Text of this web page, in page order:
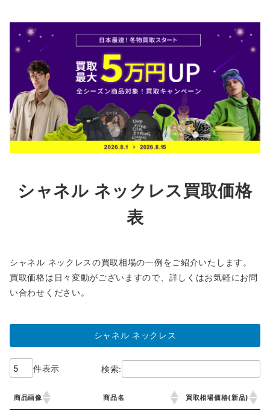
シャネル ネックレス買取価格
表
シャネル ネックレスの買取相場の一例をご紹介いたします。
買取価格は日々変動がございますので、詳しくはお気軽にお問
い合わせください。
シャネル ネックレス
件表示 検索:
商品画像 商品名 買取相場価格(新品)